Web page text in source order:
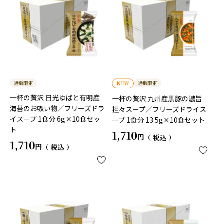
通販限定
一杯の贅沢 日光ゆばと有明産
海苔のお吸い物／フリーズドラ
イスープ 1食分 6g×10食セッ
ト
1,710 税込
NEW 通販限定
一杯の贅沢 九州産黒豚の濃旨
担々スープ／フリーズドライス
ープ 1食分 13.5g×10食セット
1,710 税込